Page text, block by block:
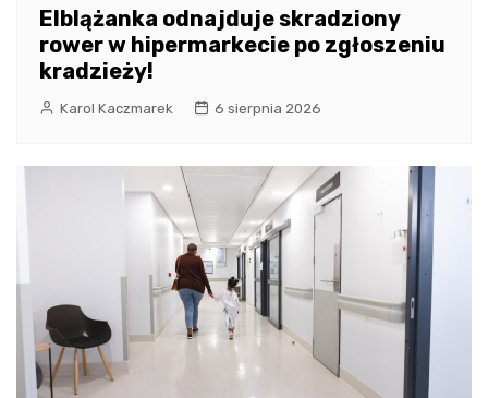
Elblążanka odnajduje skradziony
rower w hipermarkecie po zgłoszeniu
kradzieży!
Karol Kaczmarek 6 sierpnia 2026